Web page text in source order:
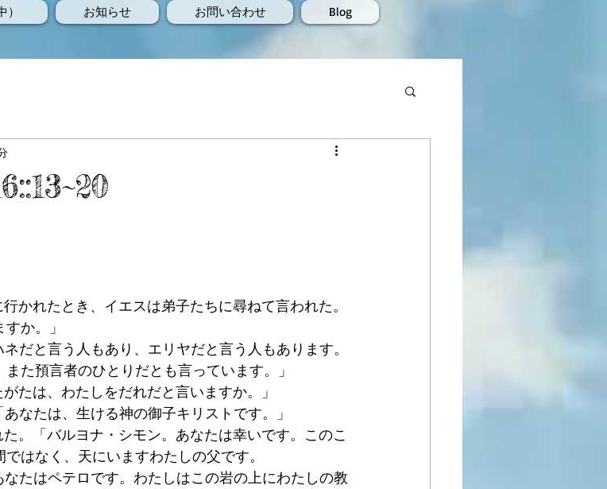
お知らせ お問い合わせ Blog
かれたとき、イエスは弟子たちに尋ねて言われた。
か。」
だと言う人もあり、エリヤだと言う人もあります。
た預言者のひとりだとも言っています。」
たは、わたしをだれだと言いますか。」
なたは、生ける神の御子キリストです。」
。「バルヨナ・シモン。あなたは幸いです。このこ
はなく、天にいますわたしの父です。
たはペテロです。わたしはこの岩の上にわたしの教